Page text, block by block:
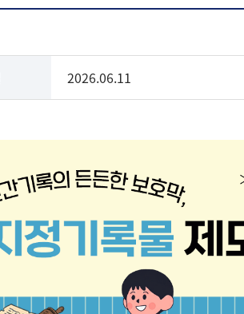
2026.06.11